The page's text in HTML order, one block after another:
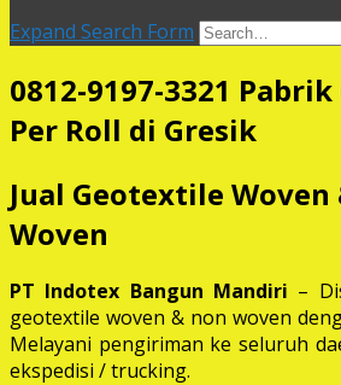
Expand Search Form
0812-9197-3321
Per Roll di Gresik
Jual Geotextile Woven
Woven
PT Indotex Bangun Mandiri –
geotextile woven & non woven
Melayani pengiriman ke seluruh
ekspedisi / trucking.